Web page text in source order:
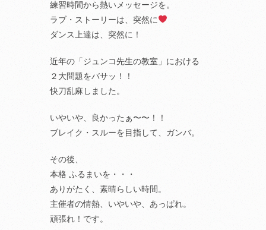
練習時間から熱いメッセージを。
ラブ・ストーリーは、突然に
ダンス上達は、突然に！
近年の「ジュンコ先生の教室」における
２大問題をバサッ！！
快刀乱麻しました。
いやいや、良かったぁ〜〜！！
ブレイク・スルーを目指して、ガンバ。
その後、
本格 ふるまいを・・・
ありがたく、素晴らしい時間。
主催者の情熱、いやいや、あっぱれ。
頑張れ！です。